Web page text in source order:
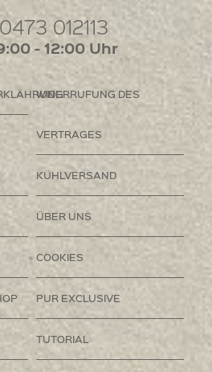
012113
- 12:00 Uhr
WIDERRUFUNG DES
VERTRAGES
KÜHLVERSAND
ÜBER UNS
COOKIES
PUR EXCLUSIVE
TUTORIAL